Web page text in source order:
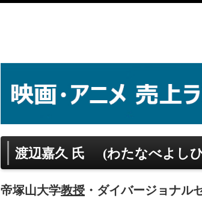
渡辺嘉久 氏 (わたなべよし
帝塚山大学教授 ・ダイバージョナル